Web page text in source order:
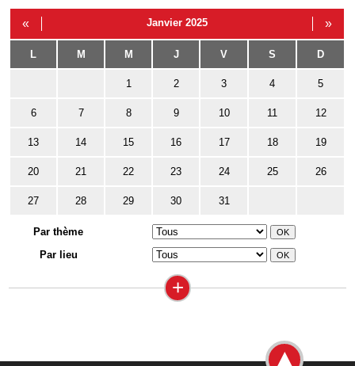
« Janvier 2025 »
L M M J V S D
1 2 3 4 5
6 7 8 9 10 11 12
13 14 15 16 17 18 19
20 21 22 23 24 25 26
27 28 29 30 31
Par thème
Par lieu
+